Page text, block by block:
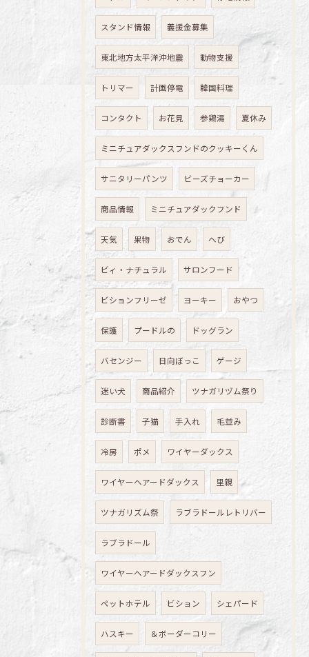
スタンド情報 義援金募集
東北地方太平洋沖地震 動物支援
トリマー 計画停電 韓国料理
コンタクト お花見 参鶏湯 夏休み
ミニチュアダックスフンドのクッキーくん
サニタリーパンツ ビーズチョーカー
商品情報 ミニチュアダックフンド
天気 果物 おでん へび
ビィ・ナチュラル サロンフード
ビションフリーゼ ヨーキー おやつ
保護 プードルの ドッグラン
バセンジー 日向ぼっこ ゲージ
迷い犬 商品紹介 ツナガリヅム祭り
診断書 子猫 手入れ 毛並み
冷房 ポメ ワイヤーダックス
ワイヤーヘアードダックス 里親
ツナガリズム祭 ラブラドールレトリバー
ラブラドール
ワイヤーヘアードダックスフン
ペットホテル ビション シェパード
ハスキー ＆ボーダーコリー